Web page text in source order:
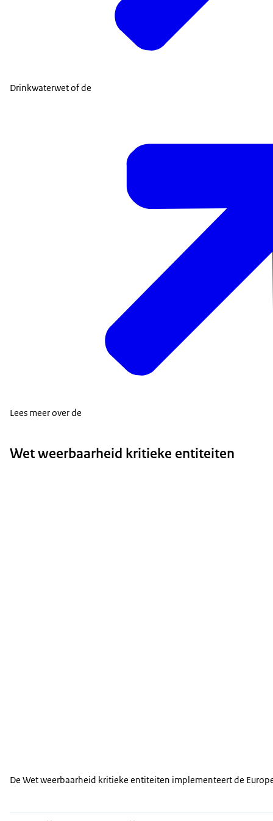
Drinkwaterwet of de
Lees meer over de
Wet weerbaarheid kritieke entiteiten
De Wet weerbaarheid kritieke entiteiten implementeert de